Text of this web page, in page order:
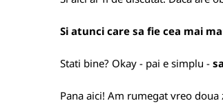
Si atunci care sa fie cea mai
Stati bine? Okay - pai e simplu -
Pana aici! Am rumegat vreo